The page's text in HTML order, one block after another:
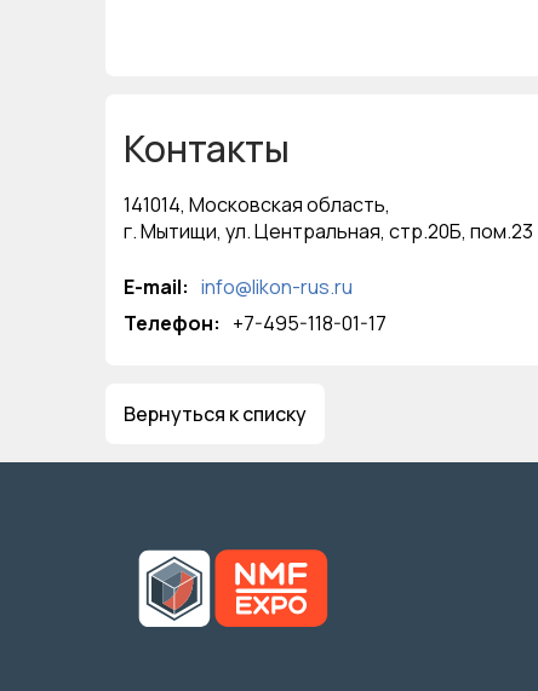
Контакты
141014, Московская область,
г. Мытищи, ул. Центральная, стр.20Б, пом.23
E-mail: info@likon-rus.ru
Телефон: +7-495-118-01-17
Вернуться к списку